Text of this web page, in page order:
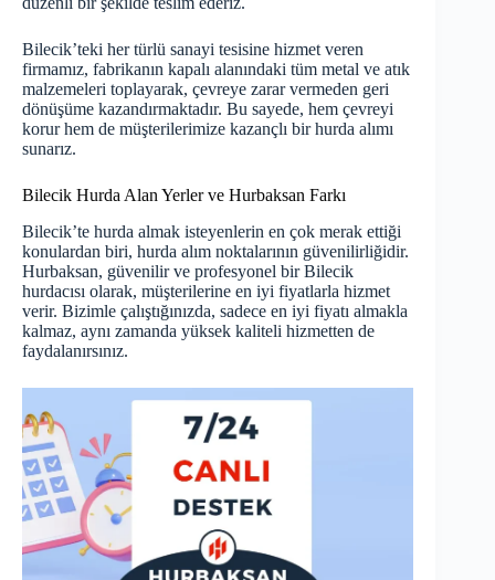
Bilecik’teki her türlü sanayi tesisine hizmet veren
firmamız, fabrikanın kapalı alanındaki tüm metal ve atık
malzemeleri toplayarak, çevreye zarar vermeden geri
dönüşüme kazandırmaktadır. Bu sayede, hem çevreyi
korur hem de müşterilerimize kazançlı bir hurda alımı
sunarız.
Bilecik Hurda Alan Yerler ve Hurbaksan Farkı
Bilecik’te hurda almak isteyenlerin en çok merak ettiği
konulardan biri, hurda alım noktalarının güvenilirliğidir.
Hurbaksan, güvenilir ve profesyonel bir Bilecik
hurdacısı olarak, müşterilerine en iyi fiyatlarla hizmet
verir. Bizimle çalıştığınızda, sadece en iyi fiyatı almakla
kalmaz, aynı zamanda yüksek kaliteli hizmetten de
faydalanırsınız.